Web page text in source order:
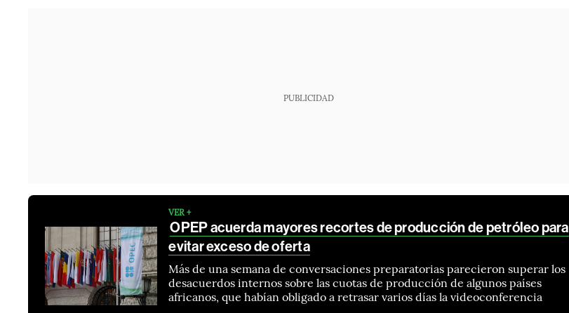
PUBLICIDAD
VER +
OPEP acuerda mayores recortes de producción de petróleo para
evitar exceso de oferta
Más de una semana de conversaciones preparatorias parecieron superar los
desacuerdos internos sobre las cuotas de producción de algunos países
africanos, que habían obligado a retrasar varios días la videoconferencia